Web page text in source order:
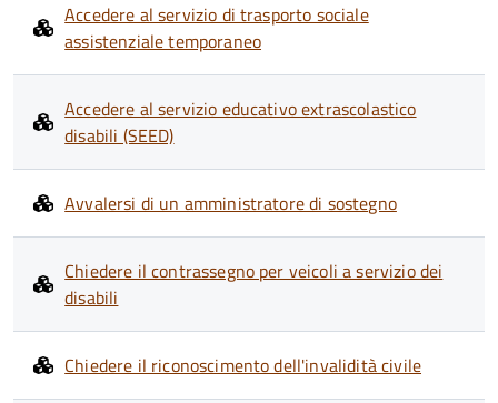
Accedere al servizio di trasporto sociale
assistenziale temporaneo
Accedere al servizio educativo extrascolastico
disabili (SEED)
Avvalersi di un amministratore di sostegno
Chiedere il contrassegno per veicoli a servizio dei
disabili
Chiedere il riconoscimento dell'invalidità civile